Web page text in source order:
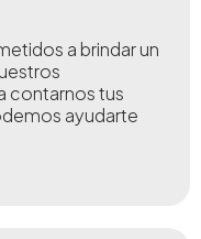
a brindar un
contarnos tus
ayudarte